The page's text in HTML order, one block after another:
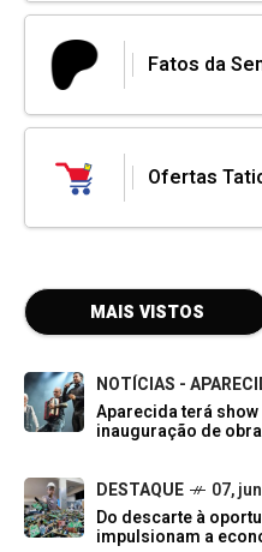
Fatos da
Ofertas
MAIS VISTOS
NOTÍCIAS -
Aparecida terá
inauguração de obra
DESTAQUE
07,
Do descarte à
impulsionam a